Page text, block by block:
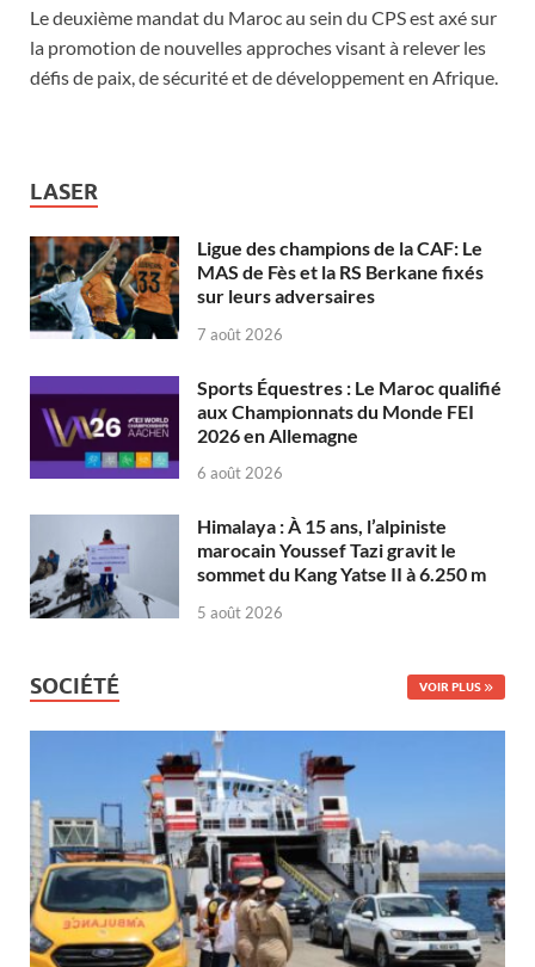
Le deuxième mandat du Maroc au sein du CPS est axé sur
la promotion de nouvelles approches visant à relever les
défis de paix, de sécurité et de développement en Afrique.
LASER
Ligue des champions de la CAF: Le
MAS de Fès et la RS Berkane fixés
sur leurs adversaires
7 août 2026
Sports Équestres : Le Maroc qualifié
aux Championnats du Monde FEI
2026 en Allemagne
6 août 2026
Himalaya : À 15 ans, l’alpiniste
marocain Youssef Tazi gravit le
sommet du Kang Yatse II à 6.250 m
5 août 2026
SOCIÉTÉ VOIR PLUS